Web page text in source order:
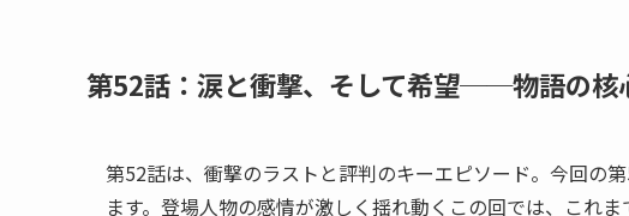
第52話：涙と衝撃、そして希望──物語の核
第52話は、衝撃のラストと評判のキーエピソード。今回の
ます。登場人物の感情が激しく揺れ動くこの回では、これ